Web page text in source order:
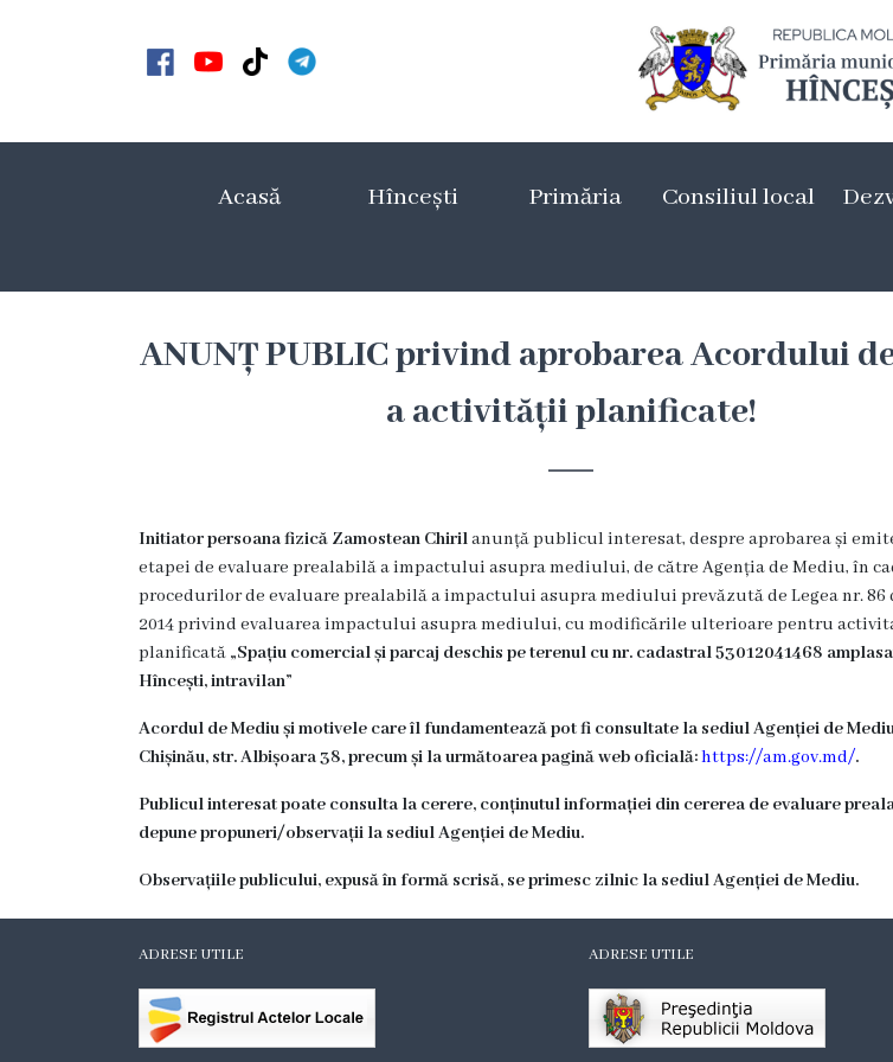
Galerie
Galerie
Simbolurile
orașului
Așezarea
geografică
orașului
Acasă Hîncești Primăria Consiliul local
ANUNȚ PUBLIC privind aprobarea Acordului
a activității planificate!
Initiator persoana fizică Zamostean Chirilanunță publicul interesat, despre aprobarea și
etapei de evaluare prealabilă a impactului asupra mediului, de către Agenția de Mediu, în
procedurilor de evaluare prealabilă a impactului asupra mediului prevăzută de Legea nr. 86
2014 privind evaluarea impactului asupra mediului, cu modificările ulterioare pentru
planificată „Spațiu comercial și parcaj deschis pe terenul cu nr. cadastral 53012041468
Hîncești, intravilan”
Acordul de Mediu și motivele care îl fundamentează pot fi consultate la sediul Agenției de
Chișinău, str. Albișoara 38, precum și la următoarea pagină web oficială:https://am.gov.md/.
Publicul interesat poate consulta la cerere, conținutul informației din cererea de evaluare
depune propuneri/observații la sediul Agenției de Mediu.
Observațiile publicului, expusă în formă scrisă, se primesc zilnic la sediul Agenției de Mediu.
ADRESE UTILE ADRESE UTILE